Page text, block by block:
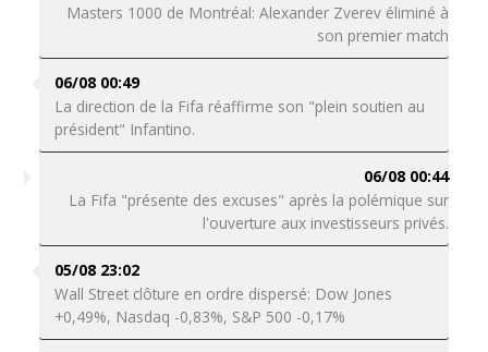
Masters 1000 de Montréal: Alexander Zverev éliminé à
son premier match
06/08 00:49
La direction de la Fifa réaffirme son "plein soutien au
président" Infantino.
06/08 00:44
La Fifa "présente des excuses" après la polémique sur
l'ouverture aux investisseurs privés.
05/08 23:02
Wall Street clôture en ordre dispersé: Dow Jones
+0,49%, Nasdaq -0,83%, S&P 500 -0,17%